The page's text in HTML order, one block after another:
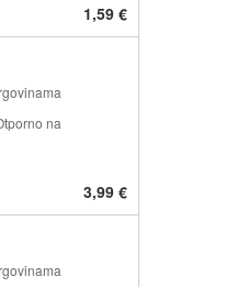
1,59 €
na
3,99 €